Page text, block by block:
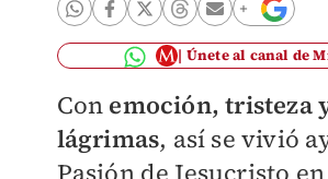
Únete al canal de
Con emoción, tristeza
lágrimas, así se vivió
Pasión de Jesucristo